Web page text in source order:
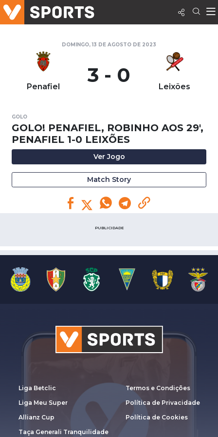
DOMINGO, 13 DE AGOSTO DE 2023
Penafiel 3 - 0 Leixões
GOLO
GOLO! PENAFIEL, ROBINHO AOS 29',
PENAFIEL 1-0 LEIXÕES
Ver Jogo
Match Story
PUBLICIDADE
Liga Betclic
Liga Meu Super
Allianz Cup
Taça Generali Tranquilidade
Termos e Condições
Política de Privacidade
Política de Cookies